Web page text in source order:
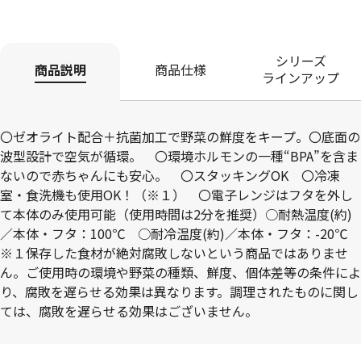
商品説明 商品仕様
シリーズ
ラインアップ
〇ゼオライト配合＋抗菌加工で野菜の鮮度をキープ。〇底面の
波型設計で空気が循環。 〇環境ホルモンの一種“BPA”を含ま
ないので赤ちゃんにも安心。 〇スタッキングOK 〇冷凍
室・食洗機も使用OK！（※１） 〇電子レンジはフタを外し
て本体のみ使用可能（使用時間は2分を推奨）○耐熱温度(約)
／本体・フタ：100℃ ○耐冷温度(約)／本体・フタ：-20℃
※１保存した食材が絶対腐敗しないという商品ではありませ
ん。ご使用時の環境や野菜の種類、鮮度、個体差等の条件によ
り、腐敗を遅らせる効果は異なります。調理されたものに関し
ては、腐敗を遅らせる効果はございません。